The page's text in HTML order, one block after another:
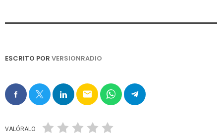
ESCRITO POR VERSIONRADIO
email
VALÓRALO